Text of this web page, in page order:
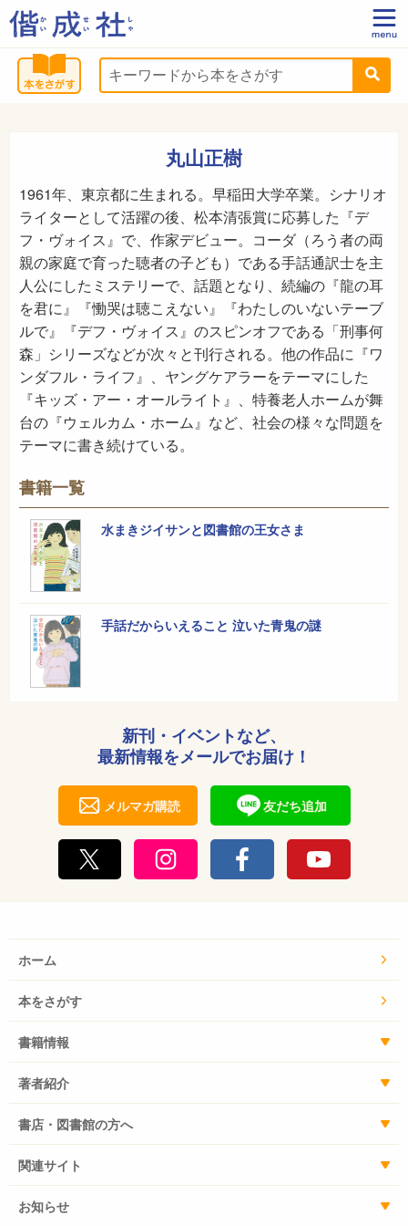
丸山正樹
1961年、東京都に生まれる。早稲田大学卒業。シナリオ
ライターとして活躍の後、松本清張賞に応募した『デ
フ・ヴォイス』で、作家デビュー。コーダ（ろう者の両
親の家庭で育った聴者の子ども）である手話通訳士を主
人公にしたミステリーで、話題となり、続編の『龍の耳
を君に』『慟哭は聴こえない』『わたしのいないテーブ
ルで』『デフ・ヴォイス』のスピンオフである「刑事何
森」シリーズなどが次々と刊行される。他の作品に『ワ
ンダフル・ライフ』、ヤングケアラーをテーマにした
『キッズ・アー・オールライト』、特養老人ホームが舞
台の『ウェルカム・ホーム』など、社会の様々な問題を
テーマに書き続けている。
書籍一覧
水まきジイサンと図書館の王女さま
手話だからいえること 泣いた青鬼の謎
新刊・イベントなど、
最新情報をメールでお届け！
メルマガ購読 友だち追加
ホーム
本をさがす
書籍情報
著者紹介
書店・図書館の方へ
関連サイト
お知らせ